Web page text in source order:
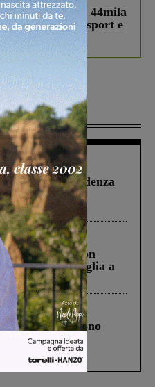
Cities, oltre 44mila
bando per lo sport e
2026
oltre la scadenza
d’Italia: “Un
di Castiglion
ucciso la figlia a
in cui morirono
Lo schianto, il
fra tir....